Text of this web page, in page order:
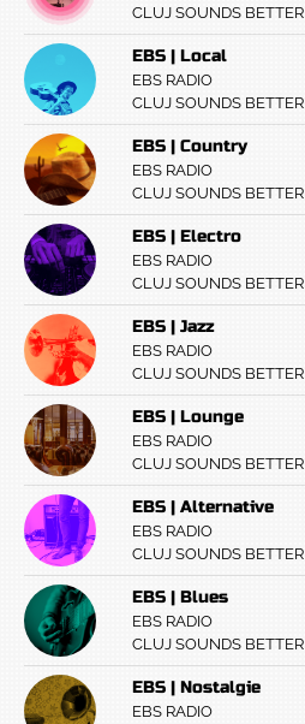
CLUJ SOUNDS BETTER
EBS | Local
EBS RADIO
CLUJ SOUNDS BETTER
EBS | Country
EBS RADIO
CLUJ SOUNDS BETTER
EBS | Electro
EBS RADIO
CLUJ SOUNDS BETTER
EBS | Jazz
EBS RADIO
CLUJ SOUNDS BETTER
EBS | Lounge
EBS RADIO
CLUJ SOUNDS BETTER
EBS | Alternative
EBS RADIO
CLUJ SOUNDS BETTER
EBS | Blues
EBS RADIO
CLUJ SOUNDS BETTER
EBS | Nostalgie
EBS RADIO